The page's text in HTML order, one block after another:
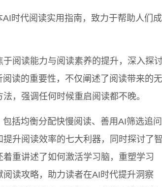
时代阅读实用指南，致力于帮助人们成
阅读能力与阅读素养的提升，深入探
读的重要性，不仅阐述了阅读带来的无
，强调任何时候重启阅读都不晚。
括均衡分配快慢阅读、善用AI筛选追问
升阅读效率的七大利器，同时探讨了智
重讲述了如何激活学习脑，重塑学习
读攻略，助力读者在AI时代提升洞察